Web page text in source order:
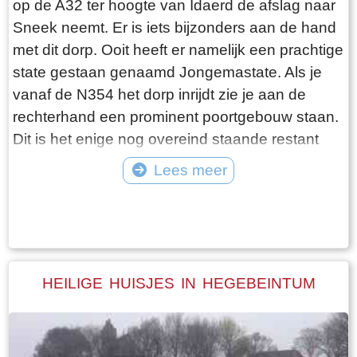
De gebroeders De Vries houden het dus nog vol
en vangen regelmatig bot bij Laaksum. Ik hoor
dat de ze inmiddels aardig op leeftijd zijn, in
ieder geval over de zestig. Ik hoop dat ze het
nog even kunnen volhouden tot aan hun
pensioenleeftijd. Want zodra zij ermee stoppen
vangt iedereen bot bij Laaksum.
op de A32 ter hoogte van Idaerd de afslag naar
Sneek neemt. Er is iets bijzonders aan de hand
met dit dorp. Ooit heeft er namelijk een prachtige
state gestaan genaamd Jongemastate. Als je
vanaf de N354 het dorp inrijdt zie je aan de
rechterhand een prominent poortgebouw staan.
Dit is het enige nog overeind staande restant
van Jongemastate. Het poortgebouw geeft
toegang tot het park Jongemastate. In het
aub”. Het is de moeite waard om het park eens
heeft. Grote brokken zandsteen liggen her en
der verspreid door het park alsof er een enorme
Lees meer
HEILIGE HUISJES IN HEGEBEINTUM